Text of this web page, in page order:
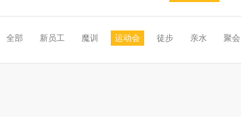
全部 新员工 魔训 运动会 徒步 亲水 聚会